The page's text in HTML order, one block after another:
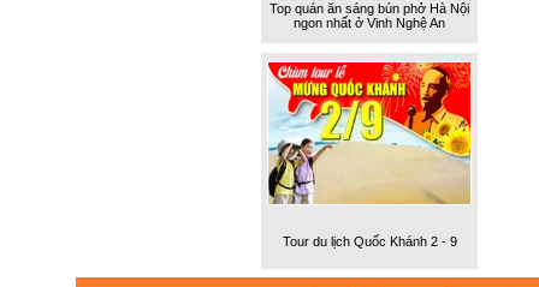
Top quán ăn sáng bún phở Hà Nội
ngon nhất ở Vinh Nghệ An
Tour du lịch Quốc Khánh 2 - 9